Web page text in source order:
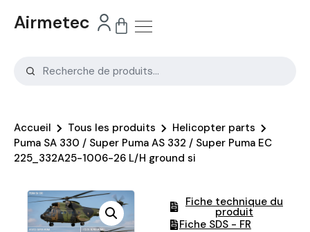
Airmetec
Accueil Tous les produits
Helicopter parts
Puma SA 330 / Super Puma AS 332 / Super Puma EC
225_332A25-1006-26 L/H ground si
Fiche technique du
produit
Fiche SDS - FR